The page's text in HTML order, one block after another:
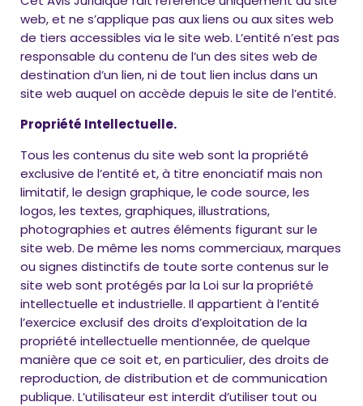
web, et ne s’applique pas aux liens ou aux sites web
de tiers accessibles via le site web. L’entité n’est pas
responsable du contenu de l’un des sites web de
destination d’un lien, ni de tout lien inclus dans un
site web auquel on accède depuis le site de l’entité.
Propriété Intellectuelle.
Tous les contenus du site web sont la propriété
exclusive de l’entité et, à titre enonciatif mais non
limitatif, le design graphique, le code source, les
logos, les textes, graphiques, illustrations,
photographies et autres éléments figurant sur le
site web. De même les noms commerciaux, marques
ou signes distinctifs de toute sorte contenus sur le
site web sont protégés par la Loi sur la propriété
intellectuelle et industrielle. Il appartient à l’entité
l’exercice exclusif des droits d’exploitation de la
propriété intellectuelle mentionnée, de quelque
manière que ce soit et, en particulier, des droits de
reproduction, de distribution et de communication
publique. L’utilisateur est interdit d’utiliser tout ou